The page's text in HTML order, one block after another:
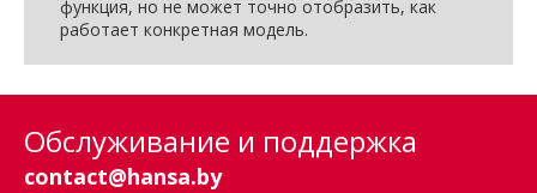
функция, но не может точно отобразить, как
работает конкретная модель.
Обслуживание и поддержка
contact@hansa.by